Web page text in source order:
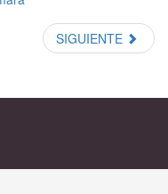
SIGUIENTE